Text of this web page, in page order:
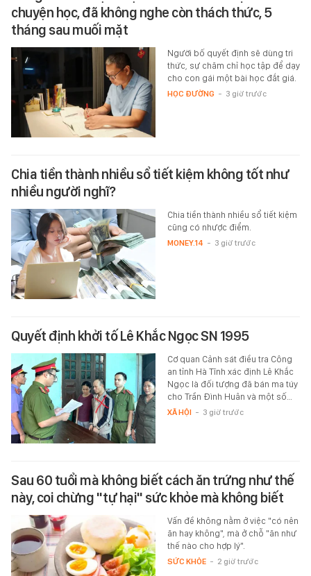
chuyện học, đã không nghe còn thách thức, 5
tháng sau muối mặt
Người bố quyết định sẽ dùng tri
thức, sự chăm chỉ học tập để dạy
cho con gái một bài học đắt giá.
HỌC ĐƯỜNG - 3 giờ trước
Chia tiền thành nhiều sổ tiết kiệm không tốt như
nhiều người nghĩ?
Chia tiền thành nhiều sổ tiết kiệm
cũng có nhược điểm.
MONEY.14 - 3 giờ trước
Quyết định khởi tố Lê Khắc Ngọc SN 1995
Cơ quan Cảnh sát điều tra Công
an tỉnh Hà Tĩnh xác định Lê Khắc
Ngọc là đối tượng đã bán ma túy
cho Trần Đình Huân và một số…
XÃ HỘI - 3 giờ trước
Sau 60 tuổi mà không biết cách ăn trứng như thế
này, coi chừng "tự hại" sức khỏe mà không biết
Vấn đề không nằm ở việc "có nên
ăn hay không", mà ở chỗ "ăn như
thế nào cho hợp lý".
SỨC KHỎE - 2 giờ trước